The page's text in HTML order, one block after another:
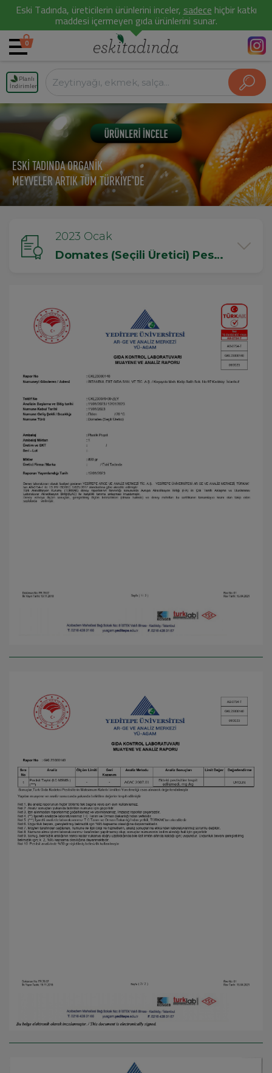
Eski Tadında, üreticilerin ürünlerini inceler,sadecehiçbir katkı
maddesi içermeyen gıda ürünlerini sunar.
0
Planlı
İndirimler
ESKİ TADINDA ORGANİK
MEYVELER ARTIK TÜM TÜRKİYE'DE
2023 Ocak
Domates (Seçili Üretici) Pestisit Testi